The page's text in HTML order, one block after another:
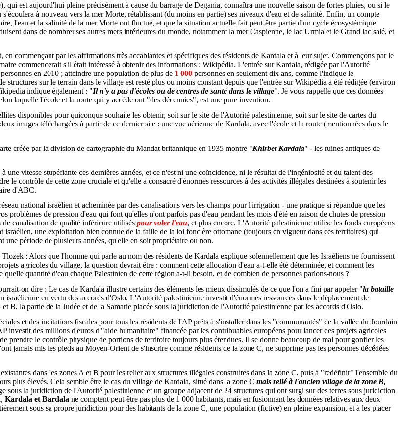
est aujourd'hui pleine précisément à cause du barrage de Degania, connaîtra une nouvelle saison de fortes pluies, ou si le
à nouveau vers la mer Morte, rétablissant (du moins en partie) ses niveaux d'eau et de salinité. Enfin, un compte
l'eau et la salinité de la mer Morte ont fluctué, et que la situation actuelle fait peut-être partie d'un cycle écosystémique
dans de nombreuses autres mers intérieures du monde, notamment la mer Caspienne, le lac Urmia et le Grand lac salé, et
commençant par les affirmations très accablantes et spécifiques des résidents de Kardala et à leur sujet. Commençons par le
commencerait s'il était intéressé à obtenir des informations : Wikipédia. L'entrée sur Kardala, rédigée par l'Autorité
personnes en 2010 ; atteindre une population de plus de 1 000 personnes en seulement dix ans, comme l'indique le
sur le terrain dans le village est resté plus ou moins constant depuis que l'entrée sur Wikipédia a été rédigée (environ
indique également : "Il n'y a pas d'écoles ou de centres de santé dans le village". Je vous rappelle que ces données
laquelle l'école et la route qui y accède ont "des décennies", est une pure invention.
disponibles pour quiconque souhaite les obtenir, soit sur le site de l'Autorité palestinienne, soit sur le site de cartes du
images téléchargées à partir de ce dernier site : une vue aérienne de Kardala, avec l'école et la route (mentionnées dans le
créée par la division de cartographie du Mandat britannique en 1935 montre "Khirbet Kardala" - les ruines antiques de
vitesse stupéfiante ces dernières années, et ce n'est ni une coïncidence, ni le résultat de l'ingéniosité et du talent des
contrôle de cette zone cruciale et qu'elle a consacré d'énormes ressources à des activités illégales destinées à soutenir les
d'ABC.
national israélien et acheminée par des canalisations vers les champs pour l'irrigation - une pratique si répandue que les
de pression d'eau qui font qu'elles n'ont parfois pas d'eau pendant les mois d'été en raison de chutes de pression
canalisation de qualité inférieure utilisés pour voler l'eau, et plus encore. L'Autorité palestinienne utilise les fonds européens
israélien, une exploitation bien connue de la faille de la loi foncière ottomane (toujours en vigueur dans ces territoires) qui
une période de plusieurs années, qu'elle en soit propriétaire ou non.
: Alors que l'homme qui parle au nom des résidents de Kardala explique solennellement que les Israéliens ne fournissent
agricoles du village, la question devrait être : comment cette allocation d'eau a-t-elle été déterminée, et comment les
quantité d'eau chaque Palestinien de cette région a-t-il besoin, et de combien de personnes parlons-nous ?
on dire : Le cas de Kardala illustre certains des éléments les mieux dissimulés de ce que l'on a fini par appeler "la bataille
en vertu des accords d'Oslo. L'Autorité palestinienne investit d'énormes ressources dans le déplacement de
B, la partie de la Judée et de la Samarie placée sous la juridiction de l'Autorité palestinienne par les accords d'Oslo.
et des incitations fiscales pour tous les résidents de l'AP prêts à s'installer dans les "communautés" de la vallée du Jourdain
des millions d'euros d'"aide humanitaire" financée par les contribuables européens pour lancer des projets agricoles
prendre le contrôle physique de portions de territoire toujours plus étendues. Il se donne beaucoup de mal pour gonfler les
jamais mis les pieds au Moyen-Orient de s'inscrire comme résidents de la zone C, ne supprime pas les personnes décédées
dans les zones A et B pour les relier aux structures illégales construites dans la zone C, puis à "redéfinir" l'ensemble du
plus élevés. Cela semble être le cas du village de Kardala, situé dans la zone C mais relié à l'ancien village de la zone B,
sous la juridiction de l'Autorité palestinienne et un groupe adjacent de 24 structures qui ont surgi sur des terres sous juridiction
Kardala et Bardala ne comptent peut-être pas plus de 1 000 habitants, mais en fusionnant les données relatives aux deux
sous sa propre juridiction pour des habitants de la zone C, une population (fictive) en pleine expansion, et à les placer